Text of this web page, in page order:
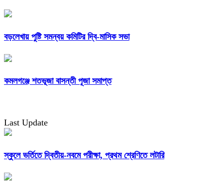
বড়লেখায় পুষ্টি সমন্বয় কমিটির দ্বি-মাসিক সভা
কমলগঞ্জে শতভূজা বাসন্তী পূজা সমাপ্ত
Last Update
স্কুলে ভর্তিতে দ্বিতীয়-নবমে পরীক্ষা, প্রথম শ্রেণিতে লটারি